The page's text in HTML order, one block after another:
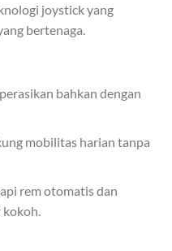
joystick yang
bertenaga.
bahkan dengan
mobilitas harian tanpa
rem otomatis dan